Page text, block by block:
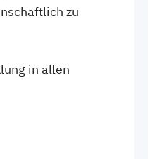
zu
in allen